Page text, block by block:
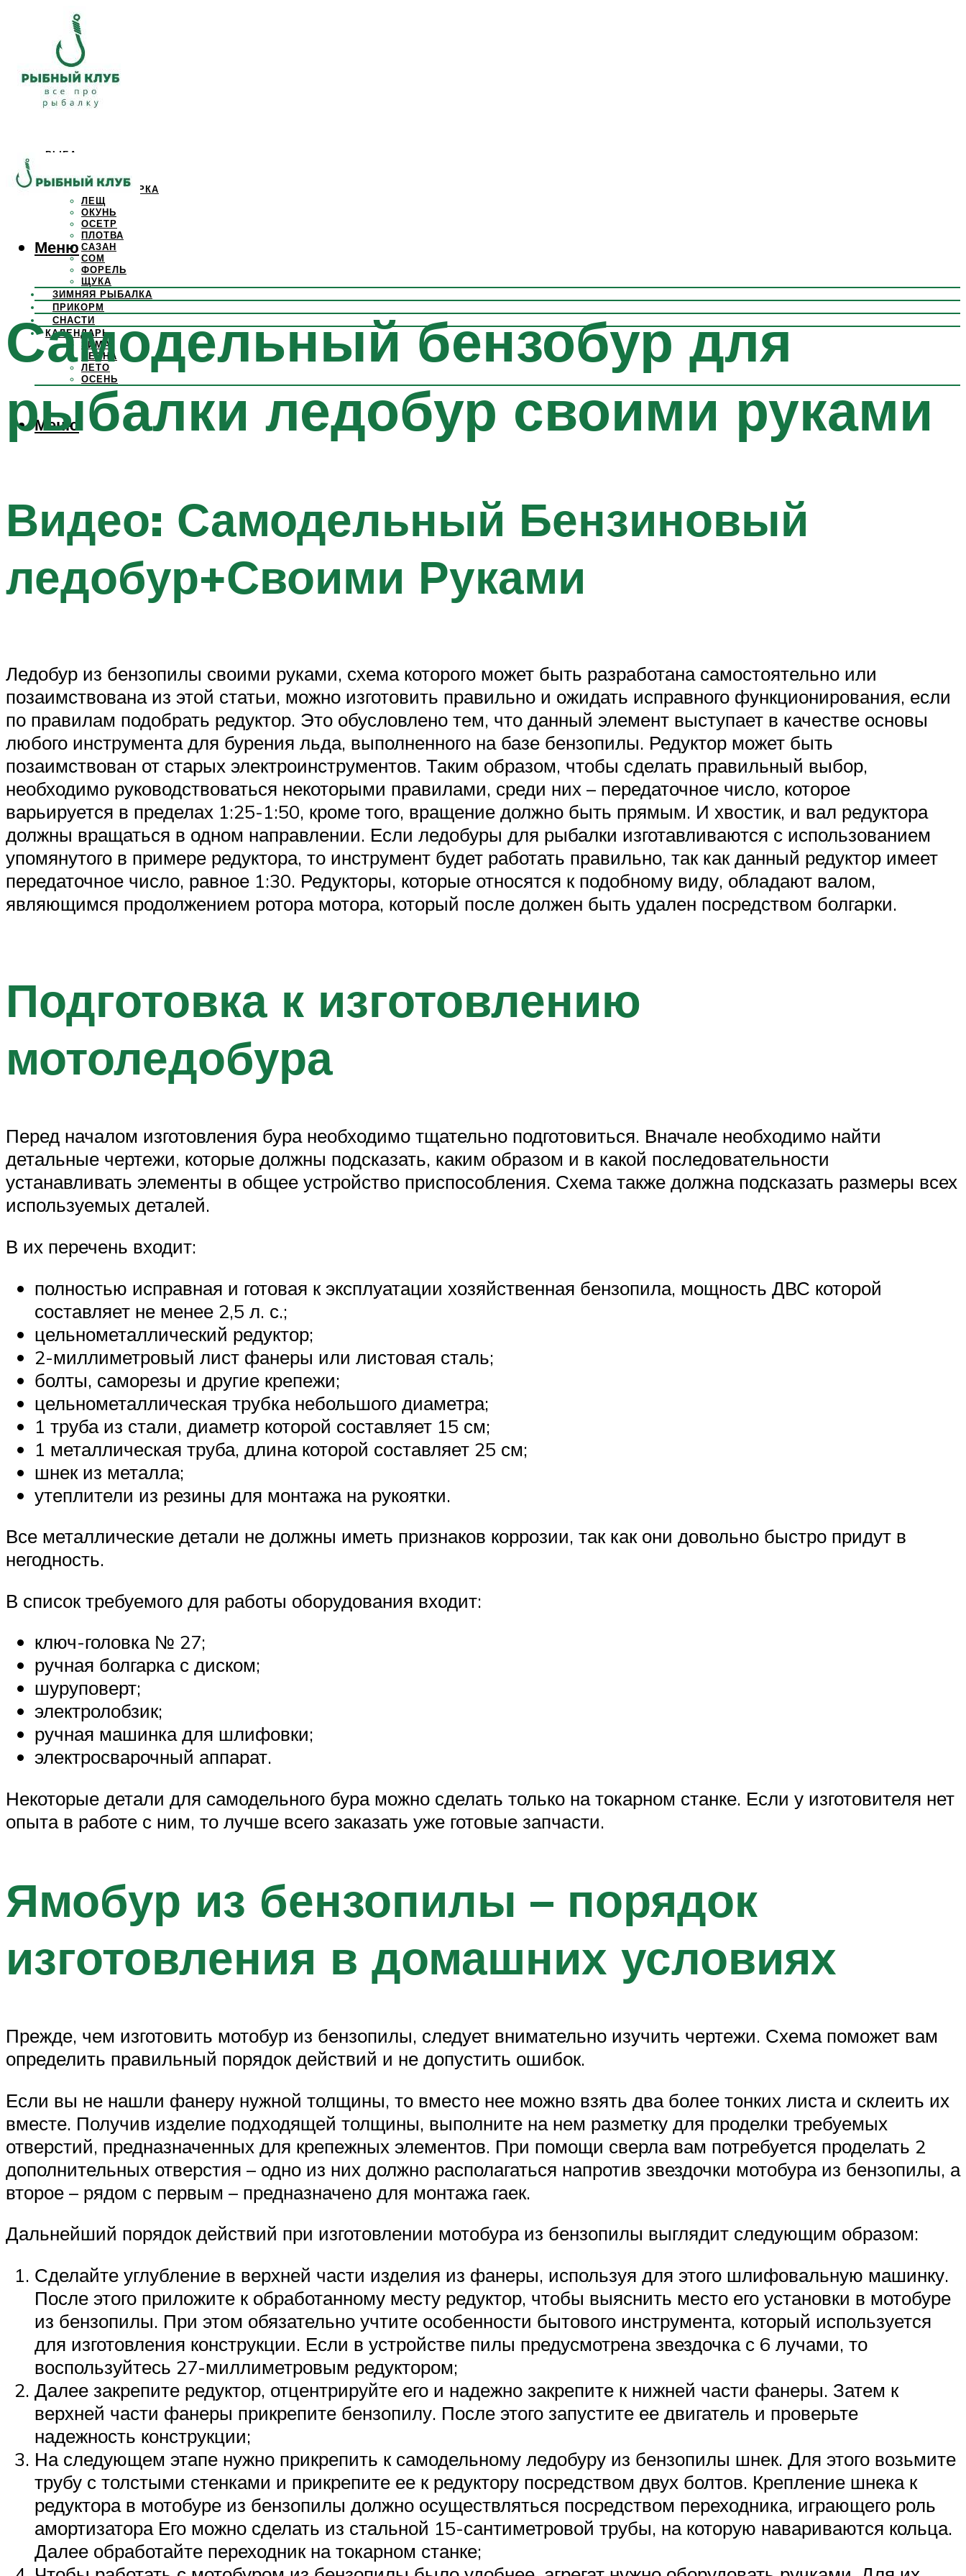
РЫБА
КАРП
КРАСНОПЕРКА
ЛЕЩ
ОКУНЬ
ОСЕТР
ПЛОТВА
САЗАН
СОМ
ФОРЕЛЬ
ЩУКА
ЗИМНЯЯ РЫБАЛКА
ПРИКОРМ
СНАСТИ
КАЛЕНДАРЬ
ЗИМА
ВЕСНА
ЛЕТО
ОСЕНЬ
Меню
Меню
Самодельный бензобур для
рыбалки ледобур своими руками
Видео: Самодельный Бензиновый
ледобур+Своими Руками
Ледобур из бензопилы своими руками, схема которого может быть разработана самостоятельно или
позаимствована из этой статьи, можно изготовить правильно и ожидать исправного функционирования, если
по правилам подобрать редуктор. Это обусловлено тем, что данный элемент выступает в качестве основы
любого инструмента для бурения льда, выполненного на базе бензопилы. Редуктор может быть
позаимствован от старых электроинструментов. Таким образом, чтобы сделать правильный выбор,
необходимо руководствоваться некоторыми правилами, среди них – передаточное число, которое
варьируется в пределах 1:25-1:50, кроме того, вращение должно быть прямым. И хвостик, и вал редуктора
должны вращаться в одном направлении. Если ледобуры для рыбалки изготавливаются с использованием
упомянутого в примере редуктора, то инструмент будет работать правильно, так как данный редуктор имеет
передаточное число, равное 1:30. Редукторы, которые относятся к подобному виду, обладают валом,
являющимся продолжением ротора мотора, который после должен быть удален посредством болгарки.
Подготовка к изготовлению
мотоледобура
Перед началом изготовления бура необходимо тщательно подготовиться. Вначале необходимо найти
детальные чертежи, которые должны подсказать, каким образом и в какой последовательности
устанавливать элементы в общее устройство приспособления. Схема также должна подсказать размеры всех
используемых деталей.
В их перечень входит:
полностью исправная и готовая к эксплуатации хозяйственная бензопила, мощность ДВС которой
составляет не менее 2,5 л. с.;
цельнометаллический редуктор;
2-миллиметровый лист фанеры или листовая сталь;
болты, саморезы и другие крепежи;
цельнометаллическая трубка небольшого диаметра;
1 труба из стали, диаметр которой составляет 15 см;
1 металлическая труба, длина которой составляет 25 см;
шнек из металла;
утеплители из резины для монтажа на рукоятки.
Все металлические детали не должны иметь признаков коррозии, так как они довольно быстро придут в
негодность.
В список требуемого для работы оборудования входит:
ключ-головка № 27;
ручная болгарка с диском;
шуруповерт;
электролобзик;
ручная машинка для шлифовки;
электросварочный аппарат.
Некоторые детали для самодельного бура можно сделать только на токарном станке. Если у изготовителя нет
опыта в работе с ним, то лучше всего заказать уже готовые запчасти.
Ямобур из бензопилы – порядок
изготовления в домашних условиях
Прежде, чем изготовить мотобур из бензопилы, следует внимательно изучить чертежи. Схема поможет вам
определить правильный порядок действий и не допустить ошибок.
Если вы не нашли фанеру нужной толщины, то вместо нее можно взять два более тонких листа и склеить их
вместе. Получив изделие подходящей толщины, выполните на нем разметку для проделки требуемых
отверстий, предназначенных для крепежных элементов. При помощи сверла вам потребуется проделать 2
дополнительных отверстия – одно из них должно располагаться напротив звездочки мотобура из бензопилы, а
второе – рядом с первым – предназначено для монтажа гаек.
Дальнейший порядок действий при изготовлении мотобура из бензопилы выглядит следующим образом:
Сделайте углубление в верхней части изделия из фанеры, используя для этого шлифовальную машинку.
После этого приложите к обработанному месту редуктор, чтобы выяснить место его установки в мотобуре
из бензопилы. При этом обязательно учтите особенности бытового инструмента, который используется
для изготовления конструкции. Если в устройстве пилы предусмотрена звездочка с 6 лучами, то
воспользуйтесь 27-миллиметровым редуктором;
Далее закрепите редуктор, отцентрируйте его и надежно закрепите к нижней части фанеры. Затем к
верхней части фанеры прикрепите бензопилу. После этого запустите ее двигатель и проверьте
надежность конструкции;
На следующем этапе нужно прикрепить к самодельному ледобуру из бензопилы шнек. Для этого возьмите
трубу с толстыми стенками и прикрепите ее к редуктору посредством двух болтов. Крепление шнека к
редуктора в мотобуре из бензопилы должно осуществляться посредством переходника, играющего роль
амортизатора Его можно сделать из стальной 15-сантиметровой трубы, на которую навариваются кольца.
Далее обработайте переходник на токарном станке;